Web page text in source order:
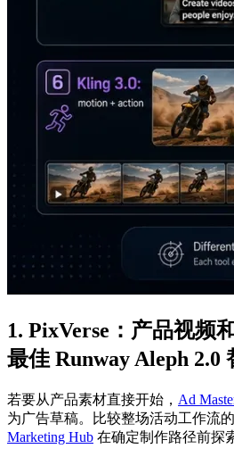
1. PixVerse：产品视频
最佳 Runway Aleph 2.0
若要从产品素材直接开始， Ad
为广告草稿。比较整场活动工作流
Marketing Hub 在确定制作路径前探